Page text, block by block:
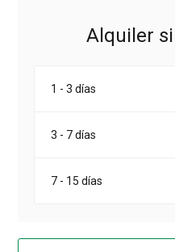
preguntas, calcularemos
confirmaremos el tiempo y
Alquiler
1 - 3 días
3 - 7 días
7 - 15 días